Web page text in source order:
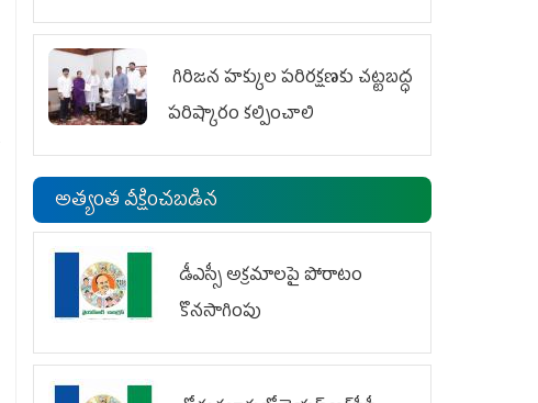
యువజన జేఏసీ
గిరిజన హక్కుల పరిరక్షణకు చట్టబద్ధ
పరిష్కారం కల్పించాలి
అత్యంత వీక్షించబడిన
డీఎస్సీ అక్రమాలపై పోరాటం
కొనసాగింపు